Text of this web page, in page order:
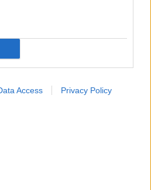
Access Privacy Policy
''Σε ενάμιση χρόνο, το
'Αμεσα μέτρα για
ελλείψεων